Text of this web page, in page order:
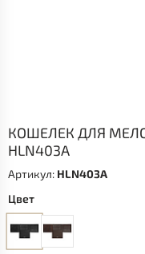
КОШЕЛЕК ДЛЯ
HLN403A
Артикул: HLN403A
Цвет